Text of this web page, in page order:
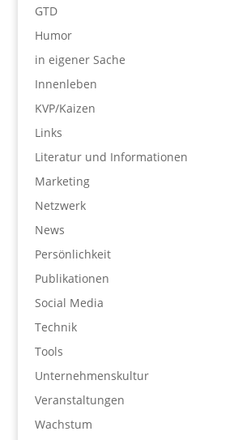
GTD
Humor
in eigener Sache
Innenleben
KVP/Kaizen
Links
Literatur und Informationen
Marketing
Netzwerk
News
Persönlichkeit
Publikationen
Social Media
Technik
Tools
Unternehmenskultur
Veranstaltungen
Wachstum